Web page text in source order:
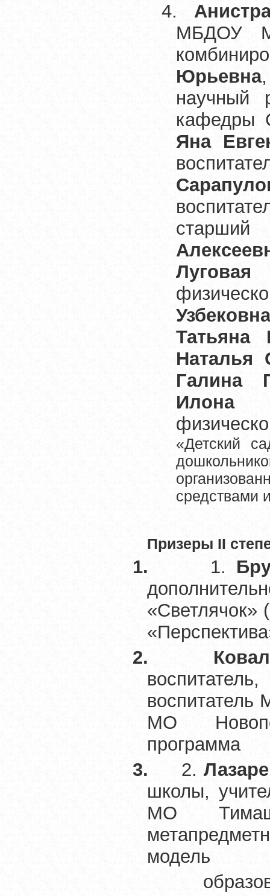
4.
МБДОУ
Юрьевна
научный
Яна
Узбековна
Татьяна
Наталья
Галина
Илона
«Детский
средствами
Призеры II
1. 1.
2.
МО
3. 2.
школы,
МО
модель